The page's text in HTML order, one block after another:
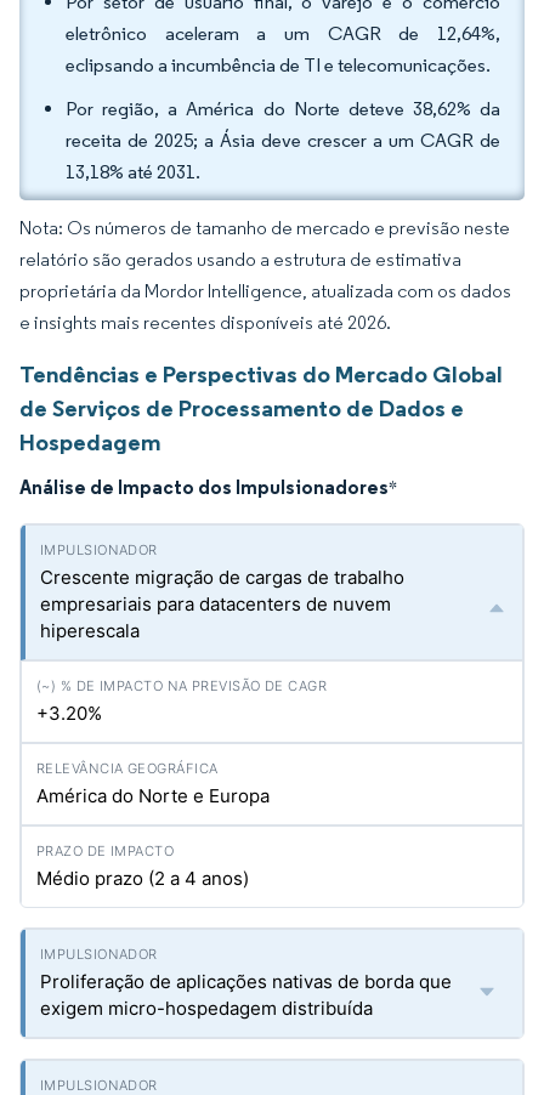
eletrônico aceleram a um CAGR de 12,64%,
eclipsando a incumbência de TI e telecomunicações.
Por região, a América do Norte deteve 38,62% da
receita de 2025; a Ásia deve crescer a um CAGR de
13,18% até 2031.
Nota: Os números de tamanho de mercado e previsão neste
relatório são gerados usando a estrutura de estimativa
proprietária da Mordor Intelligence, atualizada com os dados
e insights mais recentes disponíveis até 2026.
Tendências e Perspectivas do Mercado Global
de Serviços de Processamento de Dados e
Hospedagem
Análise de Impacto dos Impulsionadores*
Crescente migração de cargas de trabalho
empresariais para datacenters de nuvem
hiperescala
+3.20%
América do Norte e Europa
Médio prazo (2 a 4 anos)
Proliferação de aplicações nativas de borda que
exigem micro-hospedagem distribuída